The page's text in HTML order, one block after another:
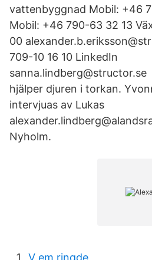
vattenbyggnad Mobil: +46
Mobil: +46 790-63 32 13
00
709-10 16 10 LinkedIn
sanna.lindberg@structor.se
hjälper djuren i torkan.
intervjuas av Lukas
Nyholm.
V em ringde